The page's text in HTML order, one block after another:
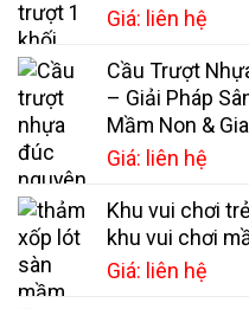
Giá: liên hệ
Cầu Trượt
– Giải Pháp
Mầm Non &
Giá: liên hệ
Khu vui chơi
khu vui chơi
Giá: liên hệ